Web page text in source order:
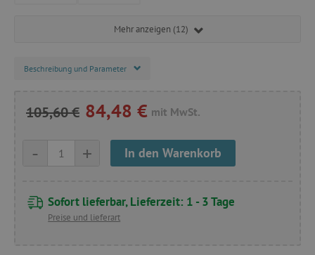
Mehr anzeigen (12)
Beschreibung und Parameter
105,60 € 84,48 € mit MwSt.
+
- In den Warenkorb
Sofort lieferbar, Lieferzeit: 1 - 3 Tage
Preise und lieferart